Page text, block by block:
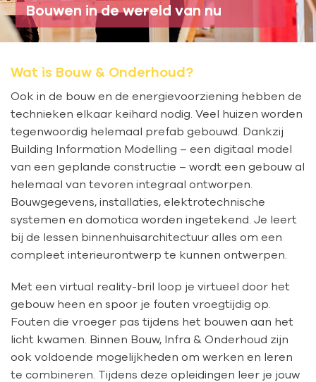
Bouwen in de wereld van nu
Wat is Bouw & Onderhoud?
Ook in de bouw en de energievoorziening hebben de
technieken elkaar keihard nodig. Veel huizen worden
tegenwoordig helemaal prefab gebouwd. Dankzij
Building Information Modelling – een digitaal model
van een geplande constructie – wordt een gebouw al
helemaal van tevoren integraal ontworpen.
Bouwgegevens, installaties, elektrotechnische
systemen en domotica worden ingetekend. Je leert
bij de lessen binnenhuisarchitectuur alles om een
compleet interieurontwerp te kunnen ontwerpen.
Met een virtual reality-bril loop je virtueel door het
gebouw heen en spoor je fouten vroegtijdig op.
Fouten die vroeger pas tijdens het bouwen aan het
licht kwamen. Binnen Bouw, Infra & Onderhoud zijn
ook voldoende mogelijkheden om werken en leren
te combineren. Tijdens deze opleidingen leer je jouw